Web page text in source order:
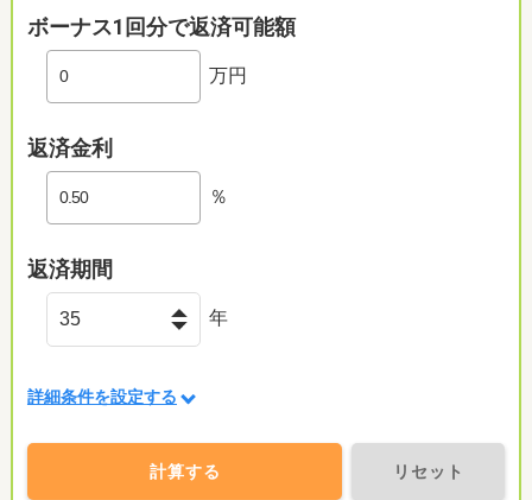
ボーナス1回分で返済可能額
万円
返済金利
％
返済期間
年
詳細条件を設定する
計算する リセット